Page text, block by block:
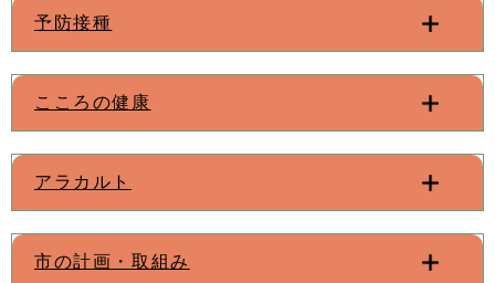
予防接種
こころの健康
アラカルト
市の計画・取組み